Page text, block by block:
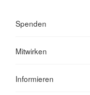
Spenden
Mitwirken
Informieren